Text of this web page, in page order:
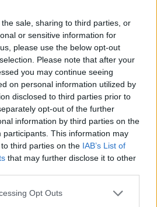
sale, sharing to third parties, or
or sensitive information for
please use the below opt-out
Please note that after your
you may continue seeing
on personal information utilized by
disclosed to third parties prior to
opt-out of the further
information by third parties on the
participants. This information may
third parties on the IAB’s List of
that may further disclose it to other
Opt Outs
São João de
para obras...